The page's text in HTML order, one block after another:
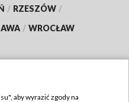
/ RZESZÓW /
/ WROCŁAW
aby wyrazić zgody na